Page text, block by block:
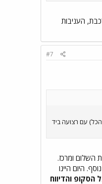
העניבות
#7
עם רצועה ביד
השלום ומרכז.
5 פעמים בהתאם לזרימת מידע נוסף. היום היינו
הסקופ והדיווח